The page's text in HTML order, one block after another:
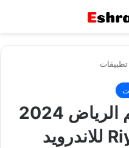
تطبيقات
تنزيل تطبيق موسم الرياض 2024
Riyadh Season للاندرويد